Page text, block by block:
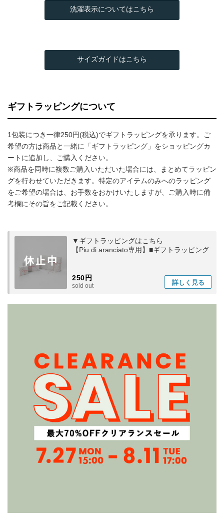
洗濯表示についてはこちら
サイズガイドはこちら
ギフトラッピングについて
1包装につき一律250円(税込)でギフトラッピングを承ります。ご
希望の方は商品と一緒に「ギフトラッピング」をショッピングカ
ートに追加し、ご購入ください。
※商品を同時に複数ご購入いただいた場合には、まとめてラッピン
グを行わせていただきます。特定のアイテムのみへのラッピング
をご希望の場合は、お手数をおかけいたしますが、ご購入時に備
考欄にその旨をご記載ください。
▼ギフトラッピングはこちら
【Piu di aranciato専用】■ギフトラッピング
250円
sold out 詳しく 見る